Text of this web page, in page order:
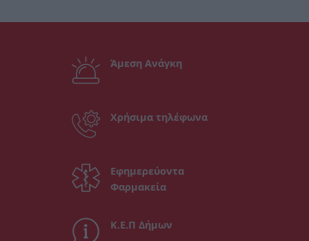
Άμεση Ανάγκη
Χρήσιμα τηλέφωνα
Εφημερεύοντα
Φαρμακεία
Κ.Ε.Π Δήμων